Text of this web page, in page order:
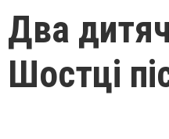
Два
Шостці